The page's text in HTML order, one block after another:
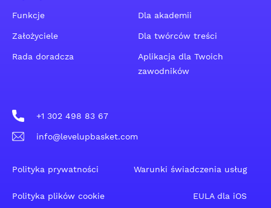
Funkcje
Założyciele
Rada doradcza
Dla akademii
Dla twórców treści
Aplikacja dla Twoich
zawodników
+1 302 498 83 67
info@levelupbasket.com
Polityka prywatności Warunki świadczenia usług
Polityka plików cookie EULA dla iOS